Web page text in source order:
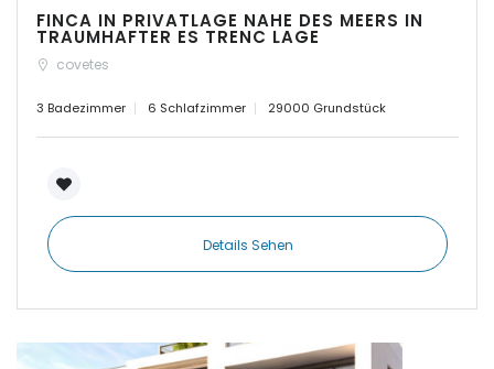
|-Estanyol - Sa Rapita
|-Illetas
|-Inca
FINCA IN PRIVATLAGE NAHE DES MEERS IN
TRAUMHAFTER ES TRENC LAGE
covetes
3 Badezimmer 6 Schlafzimmer 29000 Grundstück
Details Sehen